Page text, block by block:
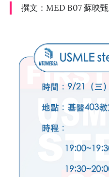
撰文：MED B07 蘇映甄